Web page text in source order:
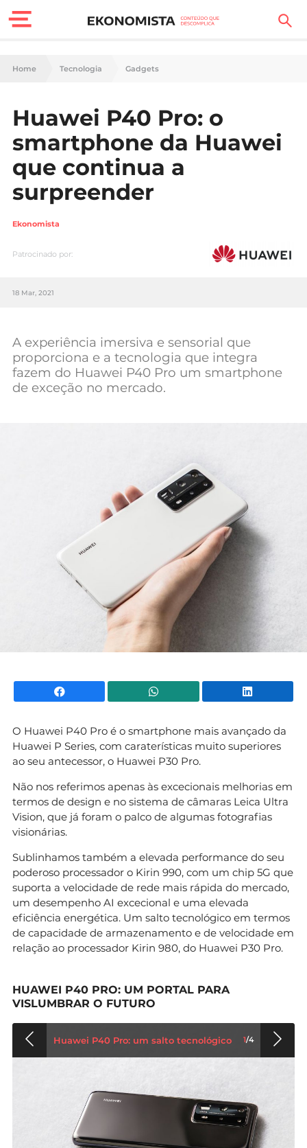
Finanças Pessoais
Carreira
Casa
Lifestyle
Sociedade
Tecnologia
Negócios
Home Tecnologia Gadgets
Huawei P40 Pro: o
smartphone da Huawei
que continua a
surpreender
Ekonomista
Patrocinado por:
18 Mar, 2021
A experiência imersiva e sensorial que
proporciona e a tecnologia que integra
fazem do Huawei P40 Pro um smartphone
de exceção no mercado.
Facebook WhatsApp
O Huawei P40 Pro é o smartphone mais avançado da
Huawei P Series, com caraterísticas muito superiores
ao seu antecessor, o Huawei P30 Pro.
Não nos referimos apenas às excecionais melhorias em
termos de design e no sistema de câmaras Leica Ultra
Vision, que já foram o palco de algumas fotografias
visionárias.
Sublinhamos também a elevada performance do seu
poderoso processador o Kirin 990, com um chip 5G que
suporta a velocidade de rede mais rápida do mercado,
um desempenho AI excecional e uma elevada
eficiência energética. Um salto tecnológico em termos
de capacidade de armazenamento e de velocidade em
relação ao processador Kirin 980, do Huawei P30 Pro.
HUAWEI P40 PRO: UM PORTAL PARA
VISLUMBRAR O FUTURO
Huawei P40 Pro: um salto tecnológico 1/4